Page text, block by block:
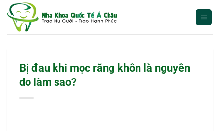
qua
Bị đau khi mọc răng khôn là nguyên
do làm sao?